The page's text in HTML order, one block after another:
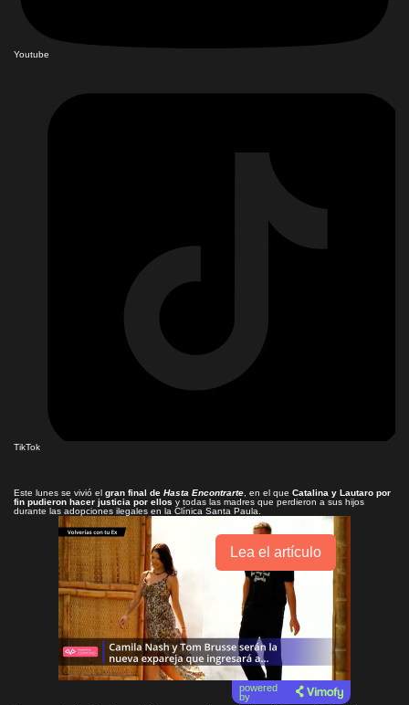
Youtube
TikTok
Este lunes se vivió el gran final de Hasta Encontrarte , en el que Catalina y Lautaro por
fin pudieron hacer justicia por ellos y todas las madres que perdieron a sus hijos
durante las adopciones ilegales en la Clínica Santa Paula.
Lea el artículo
powered
by